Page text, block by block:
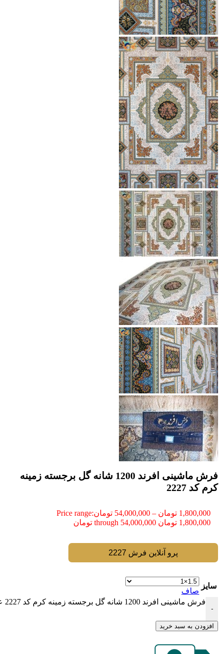
فرش ماشینی افرند 1200 شانه گل برجسته زمینه
کرم کد 2227
1,800,000 تومان –
54,000,000 تومانPrice range:
1,800,000 تومان through 54,000,000 تومان
پرو آنلاین فرش 2227
سایز
صاف
-
فرش ماشینی افرند 1200 شانه گل برجسته زمینه کرم کد 2227 عدد
افزودن به سبد خرید